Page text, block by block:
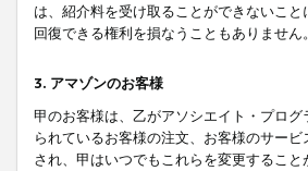
は、紹介料を受け取ることができないこ
回復できる権利を損なうこともありません。
3. アマゾンのお客様
甲のお客様は、乙がアソシエイト・プロ
られているお客様の注文、お客様のサー
され、甲はいつでもこれらを変更するこ